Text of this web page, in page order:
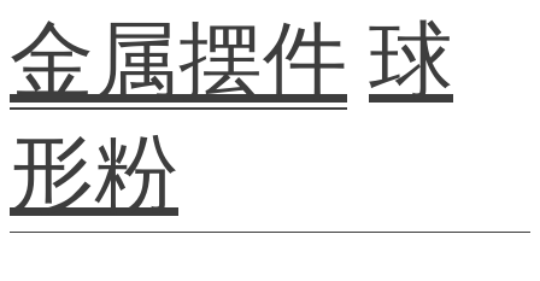
金属摆件 球
形粉